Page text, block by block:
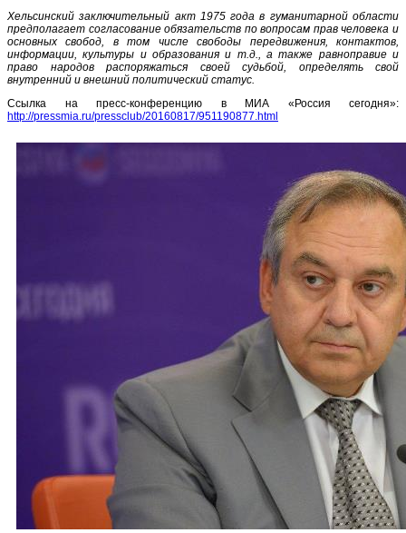
Хельсинский заключительный акт 1975 года в гуманитарной области
предполагает согласование обязательств по вопросам прав человека и
основных свобод, в том числе свободы передвижения, контактов,
информации, культуры и образования и т.д., а также равноправие и
право народов распоряжаться своей судьбой, определять свой
внутренний и внешний политический статус.
Ссылка на пресс-конференцию в МИА «Россия сегодня»:
http://pressmia.ru/pressclub/20160817/951190877.html